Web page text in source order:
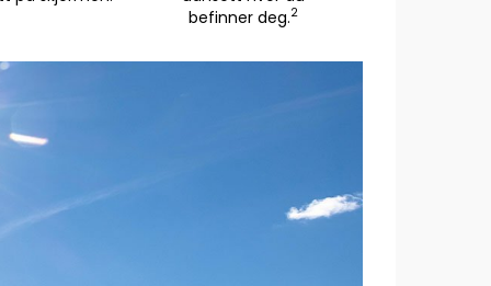
befinner deg.2